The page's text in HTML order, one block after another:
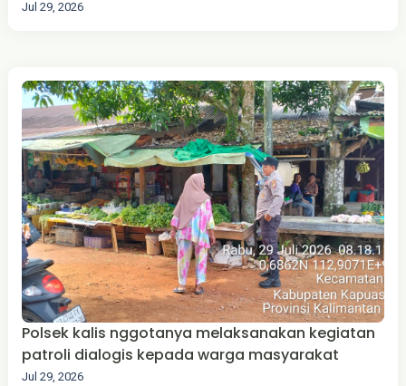
Jul 29, 2026
Polsek kalis nggotanya melaksanakan kegiatan
patroli dialogis kepada warga masyarakat
Jul 29, 2026